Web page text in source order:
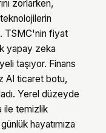
zorlarken,
TSMC'nin fiyat
yapay zeka
taşıyor. Finans
AI ticaret botu,
Yerel düzeyde
ile temizlik
hayatımıza